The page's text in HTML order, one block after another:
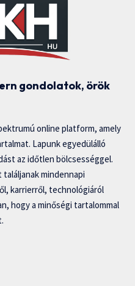
gondolatok, örök
online platform, amely
Lapunk egyedülálló
az időtlen bölcsességgel.
mindennapi
karrierről, technológiáról
hogy a minőségi tartalommal